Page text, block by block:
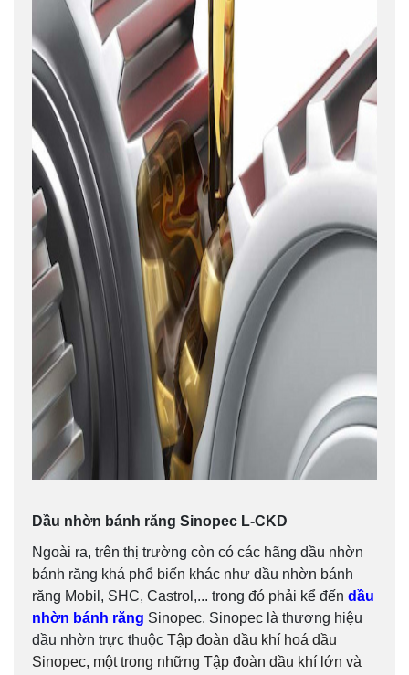
Dầu nhờn bánh răng Sinopec L-CKD
Ngoài ra, trên thị trường còn có các hãng dầu nhờn
bánh răng khá phổ biến khác như dầu nhờn bánh
răng Mobil, SHC, Castrol,... trong đó phải kể đến dầu
nhờn bánh răng Sinopec. Sinopec là thương hiệu
dầu nhờn trực thuộc Tập đoàn dầu khí hoá dầu
Sinopec, một trong những Tập đoàn dầu khí lớn và